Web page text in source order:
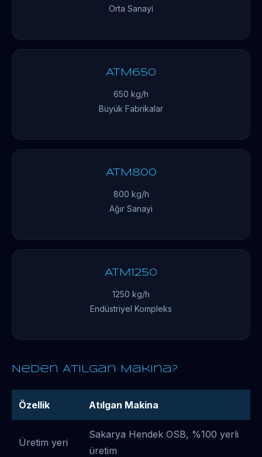
Orta Sanayi
ATM650
650 kg/h
Büyük Fabrikalar
ATM800
800 kg/h
Ağır Sanayi
ATM1250
1250 kg/h
Endüstriyel Kompleks
Neden Atılgan Makina?
Özellik Atılgan Makina
Üretim yeri
Sakarya Hendek OSB, %100 yerli
üretim